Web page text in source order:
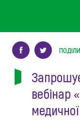
вебінар